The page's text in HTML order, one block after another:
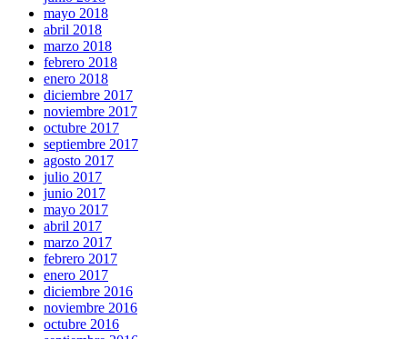
mayo 2018
abril 2018
marzo 2018
febrero 2018
enero 2018
diciembre 2017
noviembre 2017
octubre 2017
septiembre 2017
agosto 2017
julio 2017
junio 2017
mayo 2017
abril 2017
marzo 2017
febrero 2017
enero 2017
diciembre 2016
noviembre 2016
octubre 2016